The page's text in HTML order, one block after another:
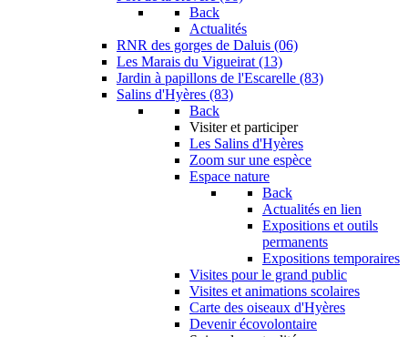
Back
Actualités
RNR des gorges de Daluis (06)
Les Marais du Vigueirat (13)
Jardin à papillons de l'Escarelle (83)
Salins d'Hyères (83)
Back
Visiter et participer
Les Salins d'Hyères
Zoom sur une espèce
Espace nature
Back
Actualités en lien
Expositions et outils
permanents
Expositions temporaires
Visites pour le grand public
Visites et animations scolaires
Carte des oiseaux d'Hyères
Devenir écovolontaire